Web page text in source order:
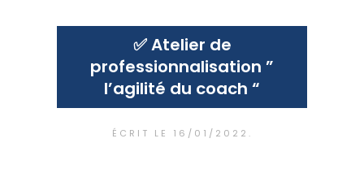
✅ Atelier de
professionnalisation ”
l’agilité du coach “
ÉCRIT LE 16/01/2022 .